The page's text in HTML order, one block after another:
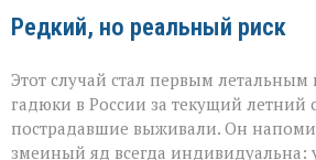
Редкий, но реальный риск
Этот случай стал первым летальным
гадюки в России за текущий летний
пострадавшие выживали. Он
змеиный яд всегда индивидуальна: